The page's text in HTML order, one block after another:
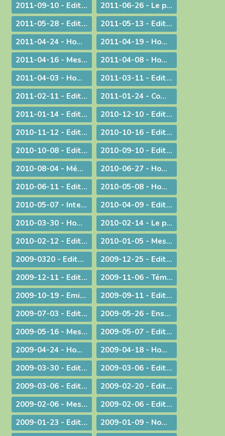
2011-09-10 - Edito : Som­mes-nous prêts à assu­mer no­tre dif­fé­rence chré­tienne ?
2011-06-26 - Le prêtre et le mystère eucharistique
2011-05-28 - Edito : Que votre lumière brille aux yeux des hommes !
2011-05-13 - Edito : Mettre au monde des saints !
2011-04-24 - Homélie pour le Jour de Pâques
2011-04-19 - Homélie pour la Messe Chrismale
2011-04-16 - Message au sujet de l'Exposition "Je croix aux miracles" tenue en Avignon
2011-04-08 - Homélie : Itinéraire d'une rencontre avec Jésus
2011-04-03 - Homélie : Nous sommes tous des catéchumènes !
2011-03-11 - Edito : La vogue du prêt-à-porter
2011-02-11 - Edito : L'origine apostolique du célibat du prêtre
2011-01-24 - Communiqué aux chrétiens du diocèse
2011-01-14 - Edito : Une nouvelle année
2010-12-10 - Edito : Quel chemin pour l'humanité ?
2010-11-12 - Edito : Les saints n'ont pas disparu !
2010-10-16 - Edito : Le Synode pour le Moyen-Orient devrait tous nous faire réfléchir...
2010-10-08 - Edito : CARITAS IN VERITATE
2010-09-10 - Edito : Au rendez-vous des urgences, la mission est la première invitée
2010-08-04 - Méditation aux vêpres à Ars
2010-06-27 - Homélie pour les ordinations
2010-06-11 - Edito : S.D.F. pour une quin­zaine !
2010-05-08 - Homélie : Journée provinciale pour les vocations
2010-05-07 - Interview : La communion entre Eglises - Retour d'Irlande
2010-04-09 - Edito : "Attirons-le dans un piège"
2010-03-30 - Homélie pour la Messe chrismale
2010-02-14 - Le prêtre, guetteur de Dieu
2010-02-12 - Edito : La vérité de l'histoire
2010-01-05 - Message : Du nouveau dans la communication du diocèse de Belley-Ars !
2009-0320 - Edito : Quel avenir pour la paternité ?
2009-12-25 - Edito : Que de­vons-nous faire ?
2009-12-11 - Edito : Identité nationale
2009-11-06 - Témoignage : Demain, la vie de nos communautés chrétiennes
2009-10-19 - Emission : A propos du travail le dimanche
2009-09-11 - Edito : Une année pastorale qui ne ressemble à aucune autre !
2009-07-03 - Edito : Une toile de fond peu commune... pour une fin d'année ordinaire !
2009-05-26 - Enseignement : Journée du Presbyterium
2009-05-16 - Message : Evangélisation et année sacerdotale
2009-05-07 - Edito : Faut-il encore garder un peu de religion ?
2009-04-24 - Homélie pour la messe chrismale
2009-04-18 - Homélie : A Dieu !
2009-03-30 - ­Edito : Le choc de la dif­fé­rence
2009-03-06 - Edito : L'impact universel de nos responsabilités individuelles
2009-03-06 - Edito : Donner
2009-02-20 - Edito : Le droit de vivre !
2009-02-06 - Message aux diocésains à propos de la levée des excommunications des quatre évêques de la Fraternité Saint Pie X
2009-02-06 - Edito : Un nouveau pas sur la route de l'évangélisation
2009-01-23 - Edito : Une prière sans parole
2009-01-09 - Nomination : le P. S. Bataille, futur Supérieur du Séminaire Français de Rome